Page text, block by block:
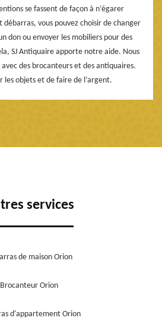
se fassent de façon à n’égarer
vous pouvez choisir de changer
don ou envoyer les mobiliers pour des
SJ Antiquaire apporte notre aide. Nous
des brocanteurs et des antiquaires.
les objets et de faire de l’argent.
services
de maison Orion
Brocanteur Orion
d'appartement Orion